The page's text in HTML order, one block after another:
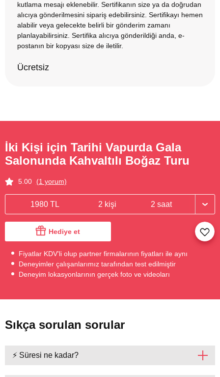
kutlama mesajı eklenebilir. Sertifikanın size ya da doğrudan
alıcıya gönderilmesini sipariş edebilirsiniz. Sertifikayı hemen
alabilir veya gelecekte belirli bir gönderim zamanı
planlayabilirsiniz. Sertifika alıcıya gönderildiği anda, e-
postanın bir kopyası size de iletilir.
Ücretsiz
İki Kişi için Tarihi Vapurda Gala
Salonunda Kahvaltılı Boğaz Turu
5.00 (1 yorum)
1980 TL 2 kişi 2 saat
Hediye et
Fiyatlar KDV'li olup partner firmalarının fiyatları ile aynı
Deneyimler çalışanlarımız tarafından test edilmiştir
Deneyim lokasyonlarının gerçek foto ve videoları
Sıkça sorulan sorular
⚡ Süresi ne kadar?